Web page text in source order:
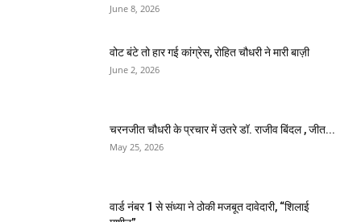
June 8, 2026
वोट बंटे तो हार गई कांग्रेस, रोहित चौधरी ने मारी बाज़ी
June 2, 2026
चरनजीत चौधरी के प्रचार में उतरे डॉ. राजीव बिंदल , जीत...
May 25, 2026
वार्ड नंबर 1 से संध्या ने ठोकी मजबूत दावेदारी, “शिलाई